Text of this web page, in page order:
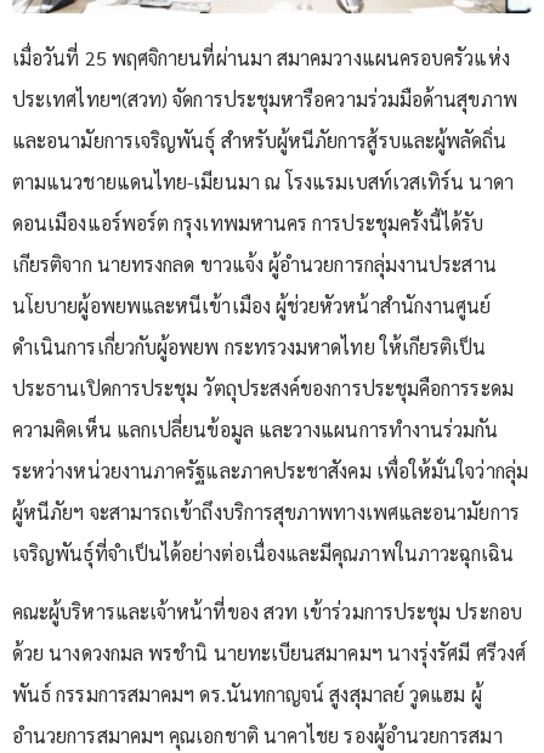
เมื่อวันที่ 25 พฤศจิกายนที่ผ่านมา สมาคมวางแผนครอบครัวแห่ง
ประเทศไทยฯ(สวท) จัดการประชุมหารือความร่วมมือด้านสุขภาพ
และอนามัยการเจริญพันธุ์ สำหรับผู้หนีภัยการสู้รบและผู้พลัดถิ่น
ตามแนวชายแดนไทย-เมียนมา ณ โรงแรมเบสท์เวสเทิร์น นาดา
ดอนเมืองแอร์พอร์ต กรุงเทพมหานคร การประชุมครั้งนี้ได้รับ
เกียรติจาก นายทรงกลด ขาวแจ้ง ผู้อำนวยการกลุ่มงานประสาน
นโยบายผู้อพยพและหนีเข้าเมือง ผู้ช่วยหัวหน้าสำนักงานศูนย์
ดำเนินการเกี่ยวกับผู้อพยพ กระทรวงมหาดไทย ให้เกียรติเป็น
ประธานเปิดการประชุม วัตถุประสงค์ของการประชุมคือการระดม
ความคิดเห็น แลกเปลี่ยนข้อมูล และวางแผนการทำงานร่วมกัน
ระหว่างหน่วยงานภาครัฐและภาคประชาสังคม เพื่อให้มั่นใจว่ากลุ่ม
ผู้หนีภัยฯ จะสามารถเข้าถึงบริการสุขภาพทางเพศและอนามัยการ
เจริญพันธุ์ที่จำเป็นได้อย่างต่อเนื่องและมีคุณภาพในภาวะฉุกเฉิน
คณะผู้บริหารและเจ้าหน้าที่ของ สวท เข้าร่วมการประชุม ประกอบ
ด้วย นางดวงกมล พรชำนิ นายทะเบียนสมาคมฯ นางรุ่งรัศมี ศรีวงศ์
พันธ์ กรรมการสมาคมฯ ดร.นันทกาญจน์ สูงสุมาลย์ วูดแฮม ผู้
อำนวยการสมาคมฯ คุณเอกชาติ นาคาไชย รองผู้อำนวยการสมา